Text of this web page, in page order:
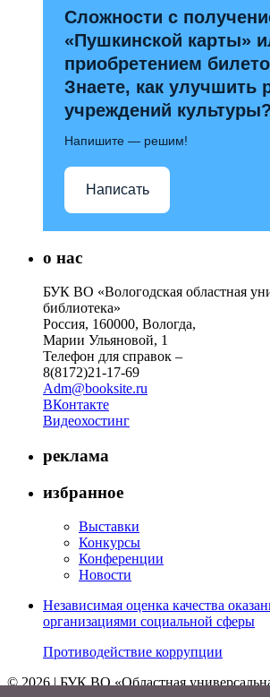
Сложности с
«Пушкинской карты»
приобретением
Знаете, как улучшить
учреждений культуры?
Напишите — решим!
Написать
о нас
БУК ВО «Вологодская областная
библиотека»
Россия, 160000, Вологда,
Марии Ульяновой, 1
Телефон для справок –
8(8172)21-17-69
Adm@booksite.ru
ВКонтакте
Видеохостинг
реклама
избранное
Выставки
Конкурсы
Конференции
Новости
Независимая оценка качества
организациями социальной сферы
Противодействие коррупции
© 2026 | БУК ВО «Областная